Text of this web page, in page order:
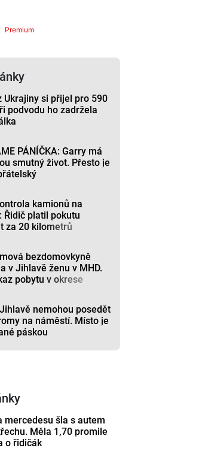
Premium
Ukrajiny si přijel pro 590
podvodu ho zadržela
PÁNÍČKA: Garry má
smutný život. Přesto je
kamionů na
Řidič platil pokutu
za 20 kilometrů
bezdomovkyně
v Jihlavě ženu v MHD.
pobytu v okrese
nemohou posedět
na náměstí. Místo je
páskou
mercedesu šla s autem
Měla 1,70 promile
o řidičák